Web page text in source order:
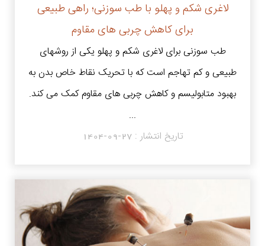
لاغری شکم و پهلو با طب سوزنی؛ راهی طبیعی
برای کاهش چربی های مقاوم
طب سوزنی برای لاغری شکم و پهلو یکی از روشهای
طبیعی و کم تهاجم است که با تحریک نقاط خاص بدن به
بهبود متابولیسم و کاهش چربی های مقاوم کمک می کند.
...
تاریخ انتشار :1404-09-27